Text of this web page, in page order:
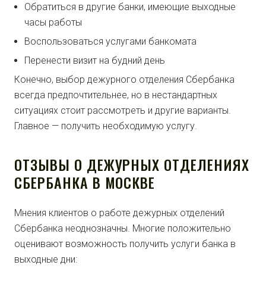
Обратиться в другие банки, имеющие выходные
часы работы
Воспользоваться услугами банкомата
Перенести визит на будний день
Конечно, выбор дежурного отделения Сбербанка
всегда предпочтительнее, но в нестандартных
ситуациях стоит рассмотреть и другие варианты.
Главное — получить необходимую услугу.
ОТЗЫВЫ О ДЕЖУРНЫХ ОТДЕЛЕНИЯХ
СБЕРБАНКА В МОСКВЕ
Мнения клиентов о работе дежурных отделений
Сбербанка неоднозначны. Многие положительно
оценивают возможность получить услуги банка в
выходные дни: